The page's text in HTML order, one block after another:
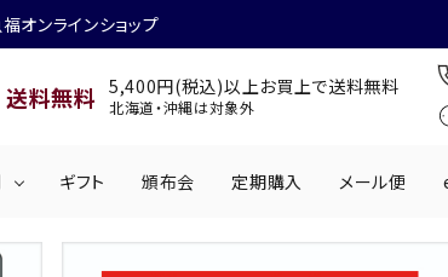
ンラインショップ
送料無料 5,400円(税込)以上お買上で送料無料
北海道・沖縄は対象外
ギフト 頒布会 定期購入 メール便